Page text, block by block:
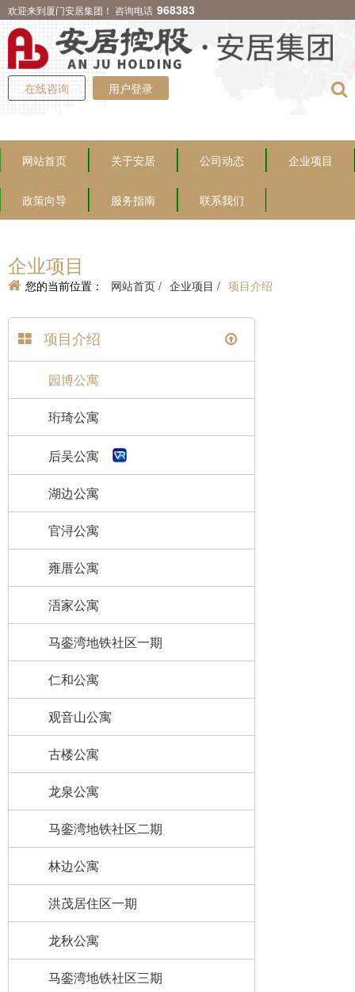
欢迎来到厦门安居集团！ 咨询电话 968383
在线咨询 用户登录
网站首页 关于安居 公司动态 企业项目
政策向导 服务指南 联系我们
企业项目
您的当前位置： 网站首页 / 企业项目 / 项目介绍
项目介绍
园博公寓
珩琦公寓
后吴公寓
湖边公寓
官浔公寓
雍厝公寓
浯家公寓
马銮湾地铁社区一期
仁和公寓
观音山公寓
古楼公寓
龙泉公寓
马銮湾地铁社区二期
林边公寓
洪茂居住区一期
龙秋公寓
马銮湾地铁社区三期